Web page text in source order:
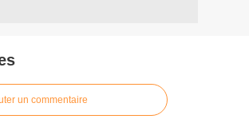
un commentaire